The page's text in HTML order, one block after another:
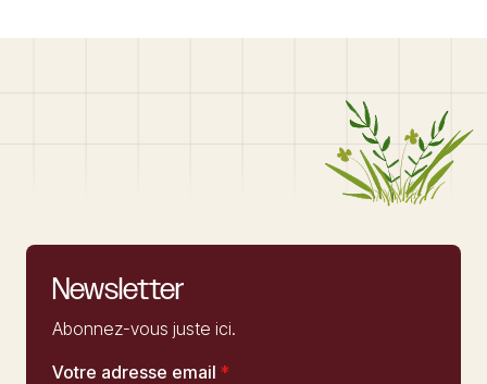
Newsletter
Abonnez-vous juste ici.
Votre adresse email *